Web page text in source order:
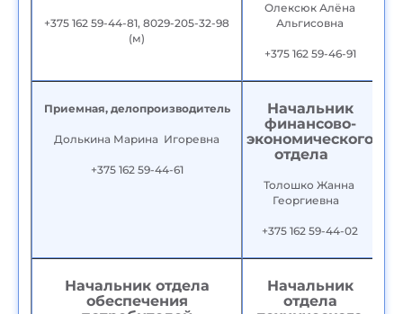
+375 162 59-44-81, 8029-205-32-98
(м)
Олексюк Алёна
Альгисовна
+375 162 59-46-91
Приемная, делопроизводитель
Долькина Марина Игоревна
+375 162 59-44-61
Начальник
финансово-
экономического
отдела
Толошко Жанна
Георгиевна
+375 162 59-44-02
Начальник отдела
обеспечения
Начальник
отдела